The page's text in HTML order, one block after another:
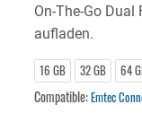
On-The-Go Dual
aufladen.
16 GB 32 GB 64
Compatible:Emtec